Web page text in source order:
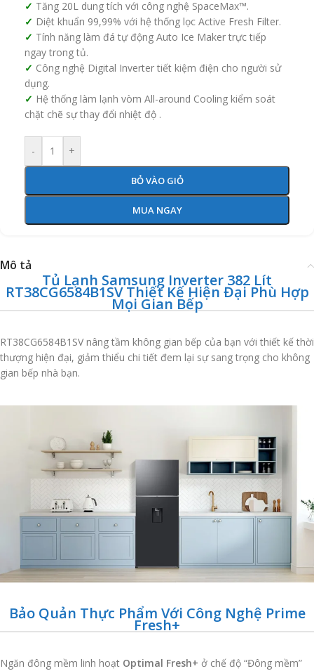
Tăng 20L dung tích với công nghệ SpaceMax™.
Diệt khuẩn 99,99% với hệ thống lọc Active Fresh Filter.
Tính năng làm đá tự động Auto Ice Maker trực tiếp
ngay trong tủ.
Công nghệ Digital Inverter tiết kiệm điện cho người sử
dụng.
Hệ thống làm lạnh vòm All-around Cooling kiểm soát
chặt chẽ sự thay đổi nhiệt độ .
- +
BỎ VÀO GIỎ
MUA NGAY
Mô tả
Tủ Lạnh Samsung Inverter 382 Lít
RT38CG6584B1SV Thiết Kế Hiện Đại Phù Hợp
Mọi Gian Bếp
RT38CG6584B1SV nâng tầm không gian bếp của bạn với thiết kế thời
thượng hiện đại, giảm thiểu chi tiết đem lại sự sang trọng cho không
gian bếp nhà bạn.
Bảo Quản Thực Phẩm Với Công Nghệ Prime
Fresh+
Ngăn đông mềm linh hoạt Optimal Fresh+ ở chế độ “Đông mềm”